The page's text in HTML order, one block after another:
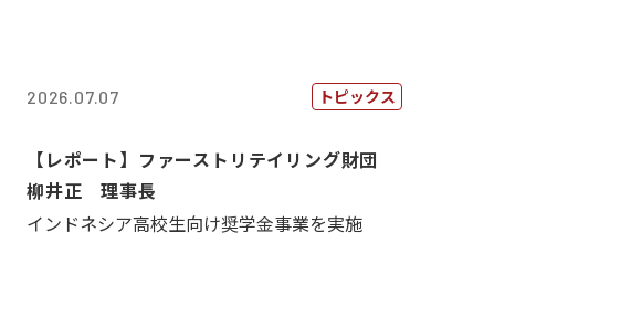
2026.07.07 トピックス
【レポート】ファーストリテイリング財団
柳井正 理事長
インドネシア高校生向け奨学金事業を実施